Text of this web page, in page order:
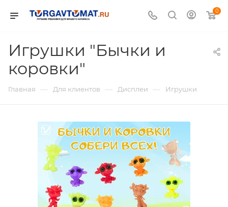
0
Игрушки "Бычки и
коровки"
Главная — Для клиентов — Дисплеи — Игрушки